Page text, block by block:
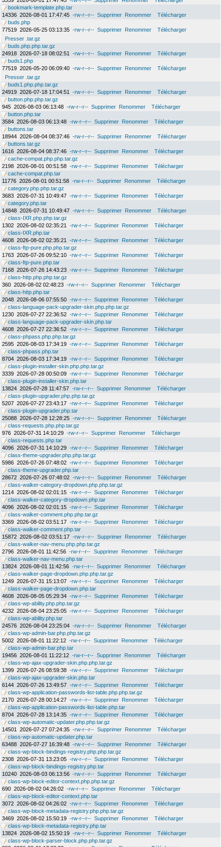
bookmark-template.php.tar
14336 2026-08-01 17:47:45 -rw-r--r-- Supprimer Renommer
Télécharger
buds.php
77519 2026-05-25 03:13:35 -rw-r--r-- Supprimer Renommer
Télécharger
Presser .tar.gz
buds.php.php.tar.gz
24918 2026-07-18 08:02:51 -rw-r--r-- Supprimer Renommer
Télécharger
buds1.php
77519 2026-05-20 06:09:40 -rw-r--r-- Supprimer Renommer
Télécharger
Presser .tar.gz
buds1.php.php.tar.gz
24919 2026-07-18 17:04:51 -rw-r--r-- Supprimer Renommer
Télécharger
button.php.php.tar.gz
945 2026-08-03 06:13:48 -rw-r--r-- Supprimer Renommer
Télécharger
button.php.tar
3584 2026-08-03 06:13:48 -rw-r--r-- Supprimer Renommer
Télécharger
buttons.tar
18944 2026-08-04 08:37:46 -rw-r--r-- Supprimer Renommer
Télécharger
buttons.tar.gz
1616 2026-08-04 08:37:46 -rw-r--r-- Supprimer Renommer
Télécharger
cache-compat.php.php.tar.gz
2198 2026-08-01 00:51:58 -rw-r--r-- Supprimer Renommer
Télécharger
cache-compat.php.tar
11776 2026-08-01 00:51:58 -rw-r--r-- Supprimer Renommer
Télécharger
category.php.php.tar.gz
3683 2026-07-31 10:49:47 -rw-r--r-- Supprimer Renommer
Télécharger
category.php.tar
14848 2026-07-31 10:49:47 -rw-r--r-- Supprimer Renommer
Télécharger
class-IXR.php.php.tar.gz
1302 2026-08-02 02:35:21 -rw-r--r-- Supprimer Renommer
Télécharger
class-IXR.php.tar
4608 2026-08-02 02:35:21 -rw-r--r-- Supprimer Renommer
Télécharger
class-ftp-pure.php.php.tar.gz
1763 2026-07-26 09:52:10 -rw-r--r-- Supprimer Renommer
Télécharger
class-ftp-pure.php.tar
7168 2026-07-26 14:43:23 -rw-r--r-- Supprimer Renommer
Télécharger
class-http.php.php.tar.gz
360 2026-08-02 02:48:23 -rw-r--r-- Supprimer Renommer
Télécharger
class-http.php.tar
2048 2026-08-06 07:55:50 -rw-r--r-- Supprimer Renommer
Télécharger
class-language-pack-upgrader-skin.php.php.tar.gz
1230 2026-07-27 22:36:52 -rw-r--r-- Supprimer Renommer
Télécharger
class-language-pack-upgrader-skin.php.tar
4608 2026-07-27 22:36:52 -rw-r--r-- Supprimer Renommer
Télécharger
class-phpass.php.php.tar.gz
2595 2026-08-03 17:34:19 -rw-r--r-- Supprimer Renommer
Télécharger
class-phpass.php.tar
8704 2026-08-03 17:34:19 -rw-r--r-- Supprimer Renommer
Télécharger
class-plugin-installer-skin.php.php.tar.gz
3339 2026-07-28 00:50:09 -rw-r--r-- Supprimer Renommer
Télécharger
class-plugin-installer-skin.php.tar
13824 2026-07-28 11:47:57 -rw-r--r-- Supprimer Renommer
Télécharger
class-plugin-upgrader.php.php.tar.gz
5207 2026-07-27 23:43:17 -rw-r--r-- Supprimer Renommer
Télécharger
class-plugin-upgrader.php.tar
25088 2026-07-28 12:28:25 -rw-r--r-- Supprimer Renommer
Télécharger
class-requests.php.php.tar.gz
976 2026-07-31 14:10:29 -rw-r--r-- Supprimer Renommer
Télécharger
class-requests.php.tar
4096 2026-07-31 14:10:29 -rw-r--r-- Supprimer Renommer
Télécharger
class-theme-upgrader.php.php.tar.gz
5986 2026-07-26 07:48:02 -rw-r--r-- Supprimer Renommer
Télécharger
class-theme-upgrader.php.tar
28672 2026-07-26 07:48:02 -rw-r--r-- Supprimer Renommer
Télécharger
class-walker-category-dropdown.php.php.tar.gz
1214 2026-08-02 02:01:15 -rw-r--r-- Supprimer Renommer
Télécharger
class-walker-category-dropdown.php.tar
4096 2026-08-02 02:01:15 -rw-r--r-- Supprimer Renommer
Télécharger
class-walker-comment.php.php.tar.gz
3369 2026-08-02 03:51:17 -rw-r--r-- Supprimer Renommer
Télécharger
class-walker-comment.php.tar
15872 2026-08-02 03:51:17 -rw-r--r-- Supprimer Renommer
Télécharger
class-walker-nav-menu.php.php.tar.gz
2796 2026-08-01 11:42:56 -rw-r--r-- Supprimer Renommer
Télécharger
class-walker-nav-menu.php.tar
13824 2026-08-01 11:42:56 -rw-r--r-- Supprimer Renommer
Télécharger
class-walker-page-dropdown.php.php.tar.gz
1249 2026-07-31 15:13:07 -rw-r--r-- Supprimer Renommer
Télécharger
class-walker-page-dropdown.php.tar
4608 2026-08-05 05:29:34 -rw-r--r-- Supprimer Renommer
Télécharger
class-wp-ability.php.php.tar.gz
4232 2026-08-04 23:25:05 -rw-r--r-- Supprimer Renommer
Télécharger
class-wp-ability.php.tar
24576 2026-08-04 23:25:04 -rw-r--r-- Supprimer Renommer
Télécharger
class-wp-admin-bar.php.php.tar.gz
5002 2026-08-01 11:22:12 -rw-r--r-- Supprimer Renommer
Télécharger
class-wp-admin-bar.php.tar
19456 2026-08-01 11:22:12 -rw-r--r-- Supprimer Renommer
Télécharger
class-wp-ajax-upgrader-skin.php.php.tar.gz
1399 2026-07-26 08:59:38 -rw-r--r-- Supprimer Renommer
Télécharger
class-wp-ajax-upgrader-skin.php.tar
6144 2026-07-26 13:49:57 -rw-r--r-- Supprimer Renommer
Télécharger
class-wp-application-passwords-list-table.php.php.tar.gz
2170 2026-07-28 00:14:27 -rw-r--r-- Supprimer Renommer
Télécharger
class-wp-application-passwords-list-table.php.tar
8704 2026-07-28 13:14:35 -rw-r--r-- Supprimer Renommer
Télécharger
class-wp-automatic-updater.php.php.tar.gz
14501
2026-07-27 07:24:35 -rw-r--r-- Supprimer Renommer
Télécharger
class-wp-automatic-updater.php.tar
63488 2026-07-27 16:39:48 -rw-r--r-- Supprimer Renommer
Télécharger
class-wp-block-bindings-registry.php.php.tar.gz
2308 2026-07-31 13:23:05 -rw-r--r-- Supprimer Renommer
Télécharger
class-wp-block-bindings-registry.php.tar
10240 2026-08-03 06:13:56 -rw-r--r-- Supprimer Renommer
Télécharger
class-wp-block-editor-context.php.php.tar.gz
690 2026-08-02 04:26:02 -rw-r--r-- Supprimer Renommer
Télécharger
class-wp-block-editor-context.php.tar
3072 2026-08-02 04:26:02 -rw-r--r-- Supprimer Renommer
Télécharger
class-wp-block-metadata-registry.php.php.tar.gz
3469 2026-08-02 15:50:19 -rw-r--r-- Supprimer Renommer
Télécharger
class-wp-block-metadata-registry.php.tar
13824 2026-08-02 15:50:19 -rw-r--r-- Supprimer Renommer
Télécharger
class-wp-block-parser-block.php.php.tar.gz